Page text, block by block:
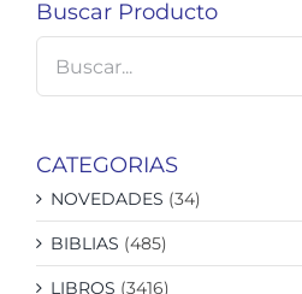
Buscar Producto
CATEGORIAS
NOVEDADES (34)
BIBLIAS (485)
LIBROS (3416)